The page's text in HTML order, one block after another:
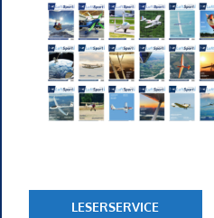
LESERSERVICE